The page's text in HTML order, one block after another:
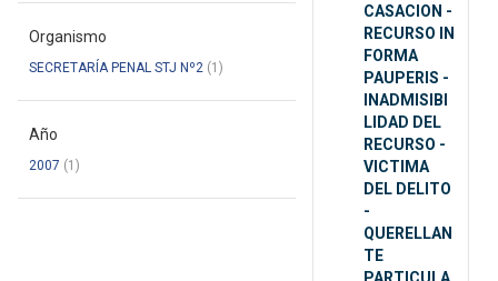
Organismo
SECRETARÍA PENAL STJ Nº2 (1)
Año
2007 (1)
CASACION -
RECURSO IN
FORMA
PAUPERIS -
INADMISIBI
LIDAD DEL
RECURSO -
VICTIMA
DEL DELITO
-
QUERELLAN
TE